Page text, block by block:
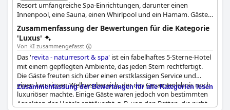
Resort umfangreiche Spa-Einrichtungen, darunter einen
Innenpool, eine Sauna, einen Whirlpool und ein Hamam. Gäste
können ein 120 m² großes Fitnesscenter mit TechnoGym-
Geräten und eine Vielzahl von Speisemöglichkeiten genießen,
was einen ganzheitlichen und hochwertigen Aufenthalt
gewährleistet.
Zusammenfassung der Bewertungen für die Kategorie
'Luxus'
Von KI zusammengefasst
Das 'revita - naturresort & spa' ist ein fabelhaftes 5-Sterne-Hotel
mit einem gepflegten Ambiente, das jeden Stern rechtfertigt.
Die Gäste freuten sich über einen erstklassigen Service und
einen luxuriösen Wellnessbereich, der das Gesamterlebnis noch
luxuriöser machte. Einige Gäste waren jedoch von bestimmten
Aspekten des Hotels enttäuscht, z. B. von den Betten, die nicht
Zusammenfassung der Bewertungen für alle Kategorien lesen